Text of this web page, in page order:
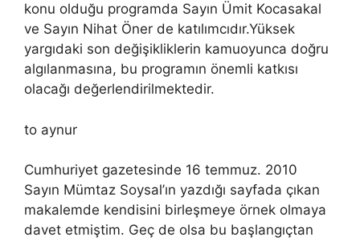
konu olduğu programda Sayın Ümit Kocasakal
ve Sayın Nihat Öner de katılımcıdır.Yüksek
yargıdaki son değişikliklerin kamuoyunca doğru
algılanmasına, bu programın önemli katkısı
olacağı değerlendirilmektedir.
to aynur
Cumhuriyet gazetesinde 16 temmuz. 2010
Sayın Mümtaz Soysal’ın yazdığı sayfada çıkan
makalemde kendisini birleşmeye örnek olmaya
davet etmiştim. Geç de olsa bu başlangıçtan